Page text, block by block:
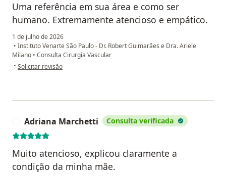
Uma referência em sua área e como ser
humano. Extremamente atencioso e empático.
1 de julho de 2026
• Instituto Venarte São Paulo - Dr. Robert Guimarães e Dra. Ariele
Milano • Consulta Cirurgia Vascular
• na opinião do utilizador Terezinha Brito
Solicitar revisão
Adriana Marchetti Consulta verificada
Muito atencioso, explicou claramente a
condição da minha mãe.